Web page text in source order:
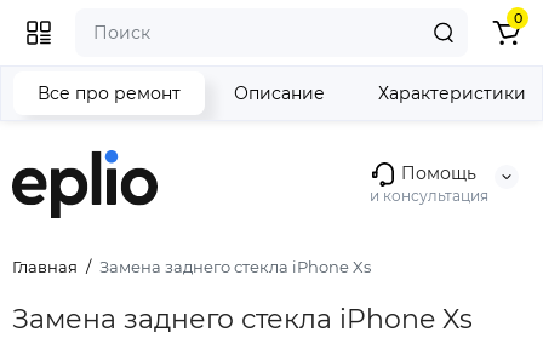
Помощь
и консультация
0
Главная Замена заднего стекла iPhone Xs
Замена заднего стекла iPhone Xs
Все про ремонт Описание Характеристики